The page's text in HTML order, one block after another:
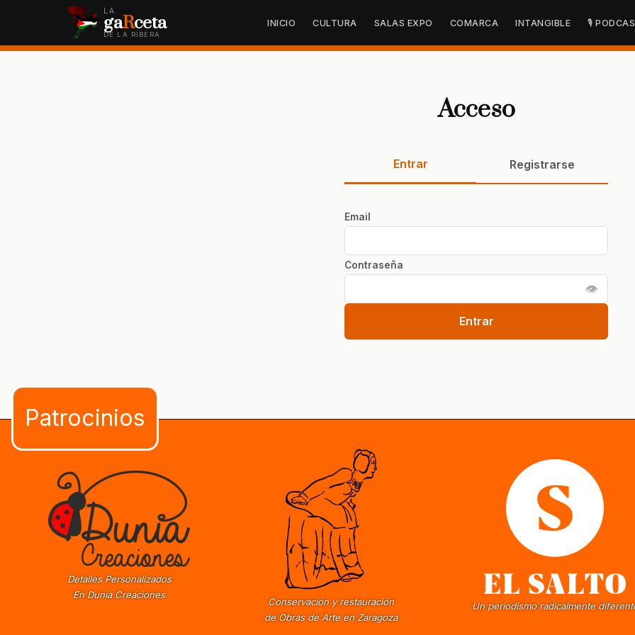
LA
gaRceta
DE LA RIBERA
INICIO CULTURA SALAS EXPO COMARCA INTANGIBLE 🎙
Acceso
Entrar Registrarse
Email
Contraseña
👁
Entrar
Detalles Personalizados
En Dunia Creaciones
Conservación y restauración
de Obras de Arte en Zaragoza
Un periodismo radicalmente